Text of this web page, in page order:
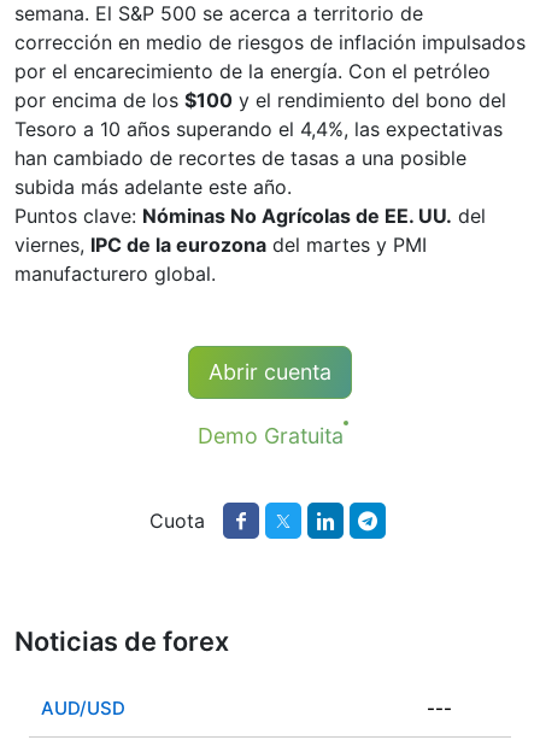
semana. El S&P 500 se acerca a territorio de
corrección en medio de riesgos de inflación impulsados
por el encarecimiento de la energía. Con el petróleo
por encima de los $100 y el rendimiento del bono del
Tesoro a 10 años superando el 4,4%, las expectativas
han cambiado de recortes de tasas a una posible
subida más adelante este año.
Puntos clave: Nóminas No Agrícolas de EE. UU. del
viernes, IPC de la eurozona del martes y PMI
manufacturero global.
Abrir cuenta
Demo Gratuita
Cuota
Noticias de forex
AUD/USD ---